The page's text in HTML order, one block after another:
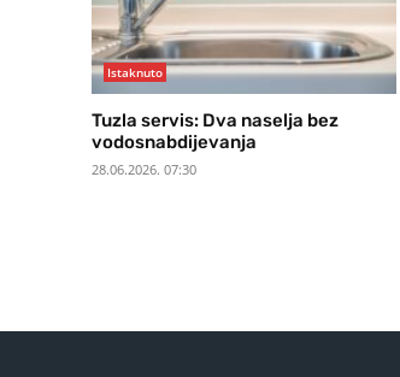
Istaknuto
Tuzla servis: Dva naselja bez
vodosnabdijevanja
28.06.2026. 07:30